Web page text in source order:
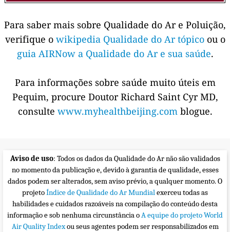
Para saber mais sobre Qualidade do Ar e Poluição,
verifique o wikipedia Qualidade do Ar tópico ou o
guia AIRNow a Qualidade do Ar e sua saúde.
Para informações sobre saúde muito úteis em
Pequim, procure Doutor Richard Saint Cyr MD,
consulte www.myhealthbeijing.com blogue.
Aviso de uso: Todos os dados da Qualidade do Ar não são validados
no momento da publicação e, devido à garantia de qualidade, esses
dados podem ser alterados, sem aviso prévio, a qualquer momento. O
projetoÍndice de Qualidade do Ar Mundialexerceu todas as
habilidades e cuidados razoáveis na compilação do conteúdo desta
informação e sob nenhuma circunstância oA equipe do projeto World
Air Quality Indexou seus agentes podem ser responsabilizados em